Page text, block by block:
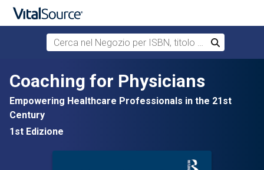
Passa al contenuto principale
Cerca nel Negozio per ISBN, titolo o autore
Cerca
Coaching for Physicians
Empowering Healthcare Professionals in the 21st
Century
1st Edizione